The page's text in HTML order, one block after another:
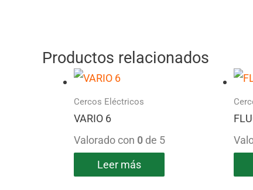
Productos relacionados
Cercos Eléctricos
VARIO 6
Valorado con 0 de 5
Leer más